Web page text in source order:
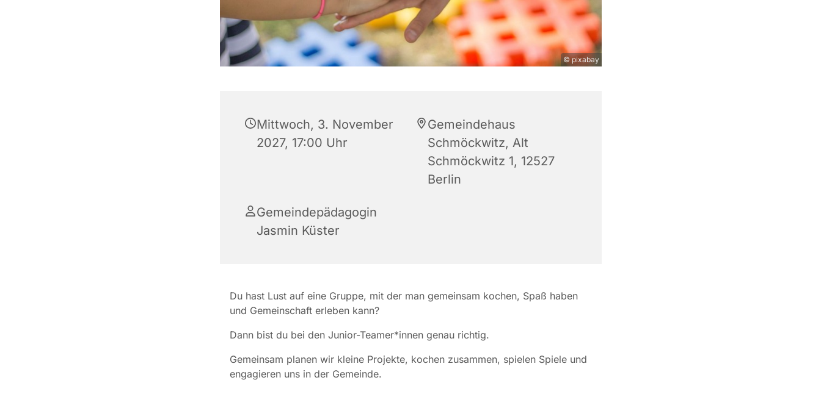
© pixabay
Mittwoch, 3. November
2027, 17:00 Uhr
Gemeindehaus
Schmöckwitz, Alt
Schmöckwitz 1, 12527
Berlin
Gemeindepädagogin
Jasmin Küster
Du hast Lust auf eine Gruppe, mit der man gemeinsam kochen, Spaß haben
und Gemeinschaft erleben kann?
Dann bist du bei den Junior-Teamer*innen genau richtig.
Gemeinsam planen wir kleine Projekte, kochen zusammen, spielen Spiele und
engagieren uns in der Gemeinde.